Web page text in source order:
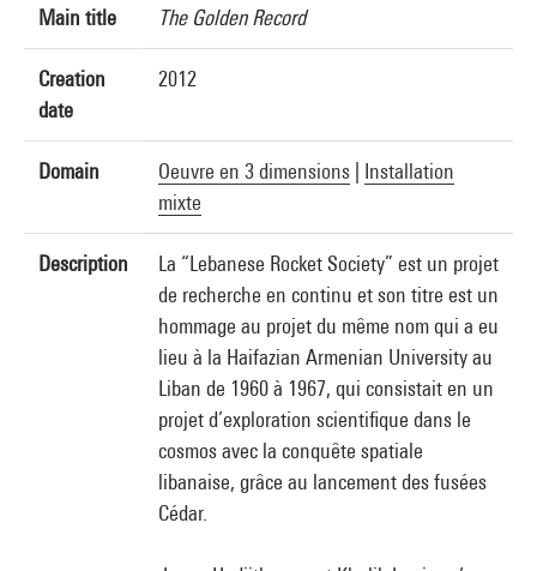
Main title The Golden Record
Creation
date
2012
Domain Oeuvre en 3 dimensions
Installation
mixte
Description
La “Lebanese Rocket Society” est un projet
de recherche en continu et son titre est un
hommage au projet du même nom qui a eu
lieu à la Haifazian Armenian University au
Liban de 1960 à 1967, qui consistait en un
projet d’exploration scientifique dans le
cosmos avec la conquête spatiale
libanaise, grâce au lancement des fusées
Cédar.